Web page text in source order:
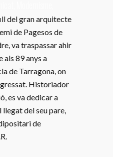
del gran arquitecte
de Pagesos de
va traspassar ahir
als 89 anys a
de Tarragona, on
Historiador
es va dedicar a
del seu pare,
de